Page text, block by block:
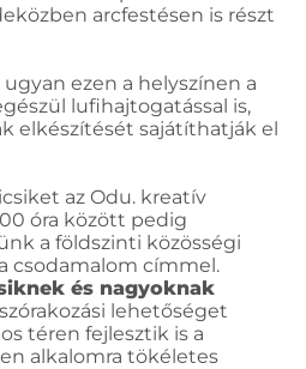
arcfestésen is részt
ugyan ezen a helyszínen a
lufihajtogatással is,
elkészítését sajátíthatják el
az Odu. kreatív
óra között pedig
a földszinti közösségi
csodamalom címmel.
és nagyoknak
lehetőséget
téren fejlesztik is a
alkalomra tökéletes